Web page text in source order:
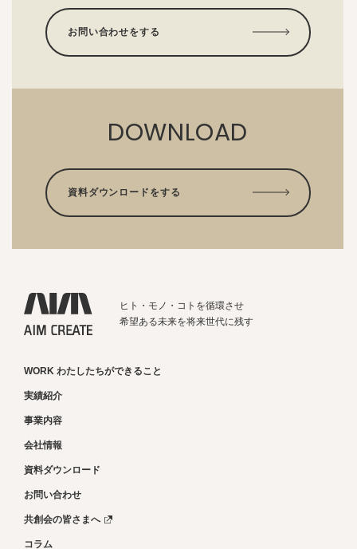
お問い合わせをする
DOWNLOAD
資料ダウンロードをする
ヒト・モノ・コトを循環させ
希望ある未来を将来世代に残す
WORK わたしたちができること
実績紹介
事業内容
会社情報
資料ダウンロード
お問い合わせ
共創会の皆さまへ
コラム